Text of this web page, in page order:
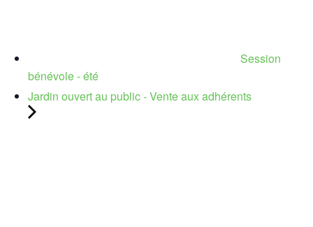
Session
bénévole - été
Jardin ouvert au public - Vente aux adhérents